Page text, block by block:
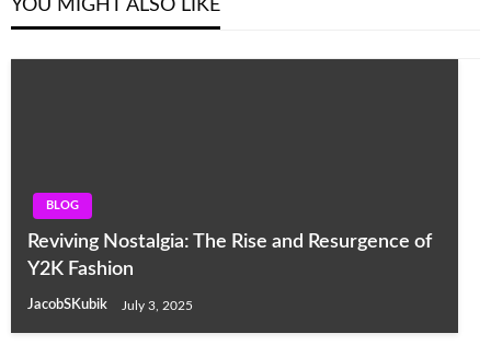
YOU MIGHT ALSO LIKE
BLOG
Reviving Nostalgia: The Rise and Resurgence of
Y2K Fashion
JacobSKubik July 3, 2025